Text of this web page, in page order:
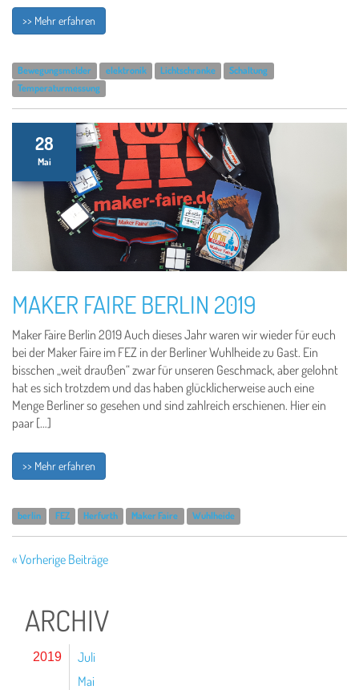
>> Mehr erfahren
Bewegungsmelder elektronik Lichtschranke
Schaltung
Temperaturmessung
28
Mai
MAKER FAIRE BERLIN 2019
Maker Faire Berlin 2019 Auch dieses Jahr waren wir wieder für euch
bei der Maker Faire im FEZ in der Berliner Wuhlheide zu Gast. Ein
bisschen „weit draußen“ zwar für unseren Geschmack, aber gelohnt
hat es sich trotzdem und das haben glücklicherweise auch eine
Menge Berliner so gesehen und sind zahlreich erschienen. Hier ein
paar […]
>> Mehr erfahren
berlin FEZ Herfurth Maker Faire Wuhlheide
« Vorherige Beiträge
ARCHIV
2019
Juli
Mai